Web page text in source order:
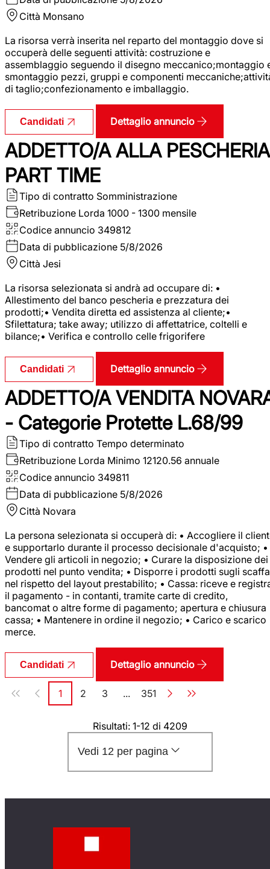
Città Monsano
La risorsa verrà inserita nel reparto del montaggio dove si
occuperà delle seguenti attività: costruzione e
assemblaggio seguendo il disegno meccanico;montaggio
smontaggio pezzi, gruppi e componenti
di taglio;confezionamento e imballaggio.
Candidati Dettaglio annuncio
ADDETTO/A ALLA PESCHERIA
PART TIME
Tipo di contratto Somministrazione
Retribuzione Lorda 1000 - 1300 mensile
Codice annuncio 349812
Data di pubblicazione 5/8/2026
Città Jesi
La risorsa selezionata si andrà ad occupare di: •
Allestimento del banco pescheria e prezzatura dei
prodotti;• Vendita diretta ed assistenza al cliente;•
Sfilettatura; take away; utilizzo di affettatrice, coltelli e
bilance;• Verifica e controllo celle frigorifere
Candidati Dettaglio annuncio
ADDETTO/A VENDITA
- Categorie Protette L.68/99
Tipo di contratto Tempo determinato
Retribuzione Lorda Minimo 12120.56 annuale
Codice annuncio 349811
Data di pubblicazione 5/8/2026
Città Novara
La persona selezionata si occuperà di: • Accogliere il
e supportarlo durante il processo decisionale d'acquisto; •
Vendere gli articoli in negozio; • Curare la disposizione dei
prodotti nel punto vendita; • Disporre i prodotti sugli
nel rispetto del layout prestabilito; • Cassa: riceve e
il pagamento - in contanti, tramite carte di credito,
bancomat o altre forme di pagamento; apertura e chiusura
cassa; • Mantenere in ordine il negozio; • Carico e scarico
merce.
Candidati Dettaglio annuncio
Paginazione
Pagina
1 Pagina
2 Pagina
3 ... Pagina
351
Risultati: 1-12 di 4209
Vedi 12 per pagina